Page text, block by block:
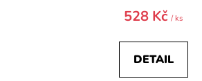
528 Kč / ks
DETAIL